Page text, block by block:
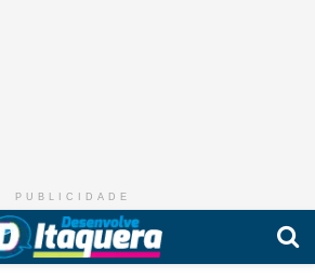
PUBLICIDADE